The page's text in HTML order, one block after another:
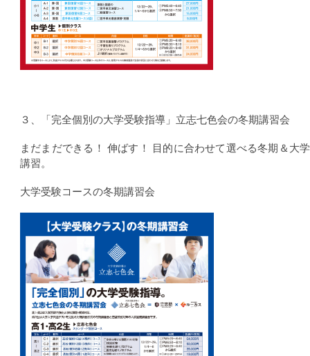
３、「完全個別の大学受験指導」立志七色会の冬期講習会
まだまだできる！ 伸ばす！ 目的に合わせて選べる冬期＆大
講習。
大学受験コースの冬期講習会